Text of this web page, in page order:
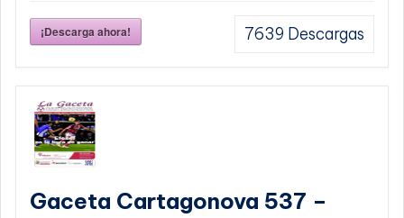
¡Descarga ahora! 7639 Descargas
Gaceta Cartagonova 537 –